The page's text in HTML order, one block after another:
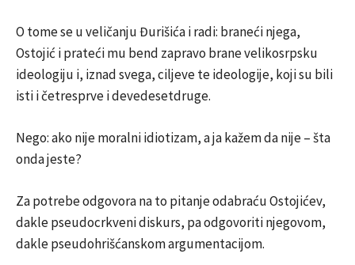
O tome se u veličanju Đurišića i radi: braneći njega,
Ostojić i prateći mu bend zapravo brane velikosrpsku
ideologiju i, iznad svega, ciljeve te ideologije, koji su bili
isti i četresprve i devedesetdruge.
Nego: ako nije moralni idiotizam, a ja kažem da nije – šta
onda jeste?
Za potrebe odgovora na to pitanje odabraću Ostojićev,
dakle pseudocrkveni diskurs, pa odgovoriti njegovom,
dakle pseudohrišćanskom argumentacijom.